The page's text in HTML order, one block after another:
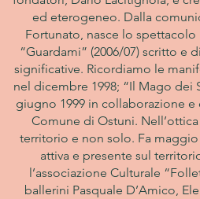
ed eterogeneo. Dalla
Fortunato, nasce lo
“Guardami” (2006/07) scritto e
significative. Ricordiamo le
nel dicembre 1998; “Il Mago dei
giugno 1999 in collaborazione
Comune di Ostuni.
territorio e non solo. Fa maggio
attiva e presente sul
l’associazione Culturale
ballerini Pasquale D’Amico,